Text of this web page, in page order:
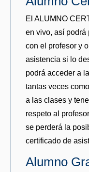
El ALUMNO
en vivo, así podrá
con el profesor y
asistencia si lo
podrá acceder a
tantas veces
a las clases y
respeto al
se perderá la
certificado de
Alumno